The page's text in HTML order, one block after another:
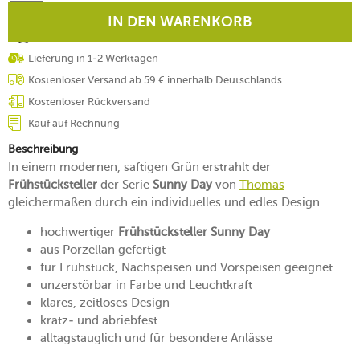
IN DEN WARENKORB
Lieferung in 1-2 Werktagen
Kostenloser Versand ab 59 € innerhalb Deutschlands
Kostenloser Rückversand
Kauf auf Rechnung
Beschreibung
In einem modernen, saftigen Grün erstrahlt der
Frühstücksteller der Serie Sunny Day von Thomas
gleichermaßen durch ein individuelles und edles Design.
hochwertiger Frühstücksteller Sunny Day
aus Porzellan gefertigt
für Frühstück, Nachspeisen und Vorspeisen geeignet
unzerstörbar in Farbe und Leuchtkraft
klares, zeitloses Design
kratz- und abriebfest
alltagstauglich und für besondere Anlässe